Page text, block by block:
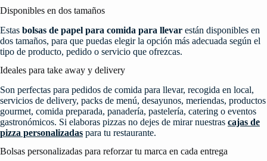
Disponibles en dos tamaños
Estas bolsas de papel para comida para llevar están disponibles en
dos tamaños, para que puedas elegir la opción más adecuada según el
tipo de producto, pedido o servicio que ofrezcas.
Ideales para take away y delivery
Son perfectas para pedidos de comida para llevar, recogida en local,
servicios de delivery, packs de menú, desayunos, meriendas, productos
gourmet, comida preparada, panadería, pastelería, catering o eventos
gastronómicos. Si elaboras pizzas no dejes de mirar nuestras cajas de
pizza personalizadas para tu restaurante.
Bolsas personalizadas para reforzar tu marca en cada entrega